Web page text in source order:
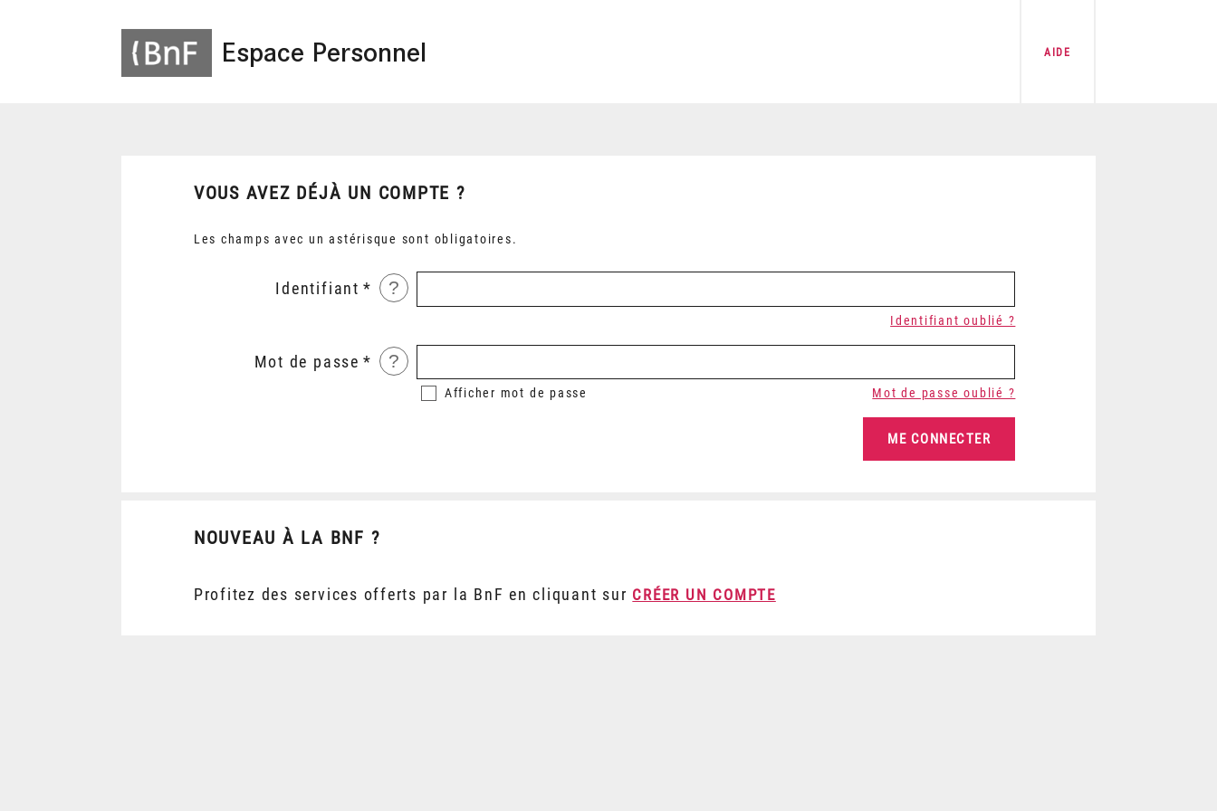
Espace Personnel AIDE
VOUS AVEZ DÉJÀ UN COMPTE ?
Les champs avec un astérisque sont obligatoires.
Identifiant ?
Identifiant oublié ?
Mot de passe ?
Afficher mot de passe Mot de passe oublié ?
NOUVEAU À LA BNF ?
Profitez des services offerts par la BnF en cliquant sur CRÉER UN COMPTE